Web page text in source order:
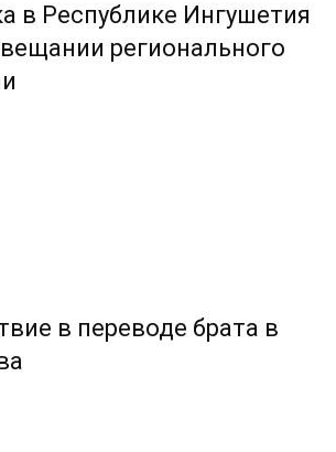
в Республике Ингушетия
регионального
в переводе брата в